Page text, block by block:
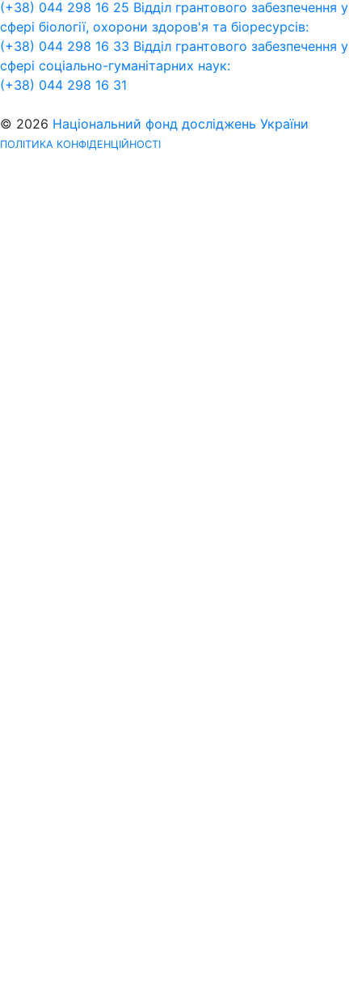
(+38) 044 298 16 25 Відділ грантового забезпечення у
сфері біології, охорони здоров'я та біоресурсів:
(+38) 044 298 16 33 Відділ грантового забезпечення у
сфері соціально-гуманітарних наук:
(+38) 044 298 16 31
© 2026 Національний фонд досліджень України
ПОЛІТИКА КОНФІДЕНЦІЙНОСТІ